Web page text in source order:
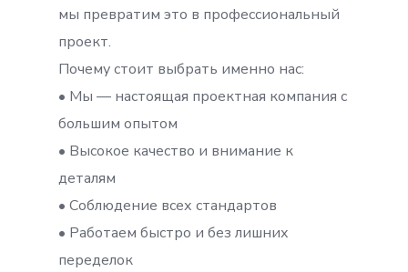
мы превратим это в профессиональный
проект.
Почему стоит выбрать именно нас:
• Мы — настоящая проектная компания с
большим опытом
• Высокое качество и внимание к
деталям
• Соблюдение всех стандартов
• Работаем быстро и без лишних
переделок